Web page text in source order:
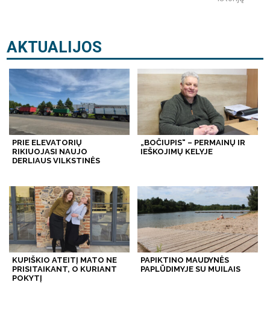
AKTUALIJOS
PRIE ELEVATORIŲ
RIKIUOJASI NAUJO
DERLIAUS VILKSTINĖS
„BOČIUPIS“ – PERMAINŲ IR
IEŠKOJIMŲ KELYJE
KUPIŠKIO ATEITĮ MATO NE
PRISITAIKANT, O KURIANT
POKYTĮ
PAPIKTINO MAUDYNĖS
PAPLŪDIMYJE SU MUILAIS